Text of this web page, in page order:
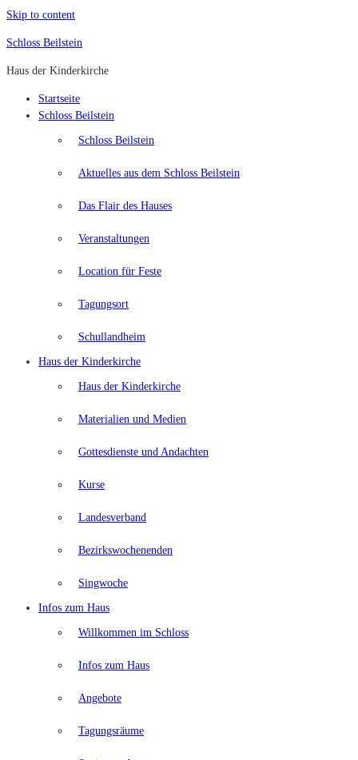
Skip to content
Schloss Beilstein
Haus der Kinderkirche
Startseite
Schloss Beilstein
Schloss Beilstein
Aktuelles aus dem Schloss Beilstein
Das Flair des Hauses
Veranstaltungen
Location für Feste
Tagungsort
Schullandheim
Haus der Kinderkirche
Haus der Kinderkirche
Materialien und Medien
Gottesdienste und Andachten
Kurse
Landesverband
Bezirkswochenenden
Singwoche
Infos zum Haus
Willkommen im Schloss
Infos zum Haus
Angebote
Tagungsräume